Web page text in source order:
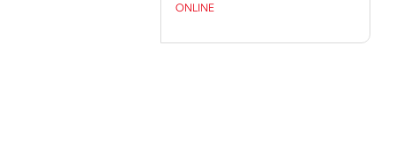
ONLINE